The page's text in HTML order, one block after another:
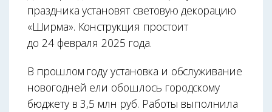
праздника установят световую декорацию
«Ширма». Конструкция простоит
до 24 февраля 2025 года.
В прошлом году установка и обслуживание
новогодней ели обошлось городскому
бюджету в 3,5 млн руб. Работы выполнила